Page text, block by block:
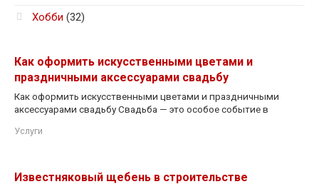
Хобби (32)
Как оформить искусственными цветами и
праздничными аксессуарами свадьбу
Как оформить искусственными цветами и праздничными
аксессуарами свадьбу Свадьба — это особое событие в
Услуги
Известняковый щебень в строительстве